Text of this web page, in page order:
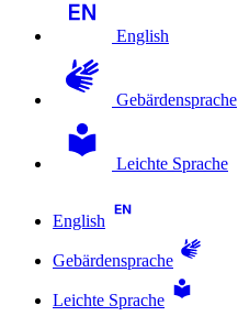
English
Gebärdensprache
Leichte Sprache
English
Gebärdensprache
Leichte Sprache